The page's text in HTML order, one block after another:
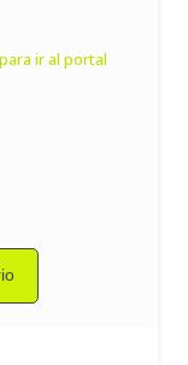
ir al portal